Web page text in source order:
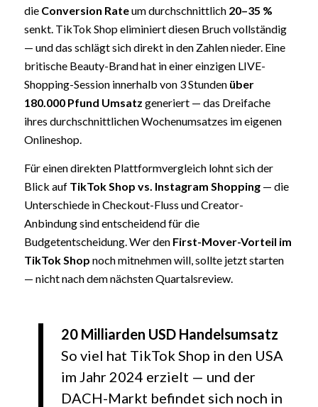
die Conversion Rateum durchschnittlich 20–35 %
senkt. TikTok Shop eliminiert diesen Bruch vollständig
— und das schlägt sich direkt in den Zahlen nieder. Eine
britische Beauty-Brand hat in einer einzigen LIVE-
Shopping-Session innerhalb von 3 Stunden über
180.000 Pfund Umsatz generiert — das Dreifache
ihres durchschnittlichen Wochenumsatzes im eigenen
Onlineshop.
Für einen direkten Plattformvergleich lohnt sich der
Blick auf TikTok Shop vs. Instagram Shopping— die
Unterschiede in Checkout-Fluss und Creator-
Anbindung sind entscheidend für die
Budgetentscheidung. Wer den First-Mover-Vorteil im
TikTok Shop noch mitnehmen will, sollte jetzt starten
— nicht nach dem nächsten Quartalsreview.
20 Milliarden USD Handelsumsatz
So viel hat TikTok Shop in den USA
im Jahr 2024 erzielt — und der
DACH-Markt befindet sich noch in